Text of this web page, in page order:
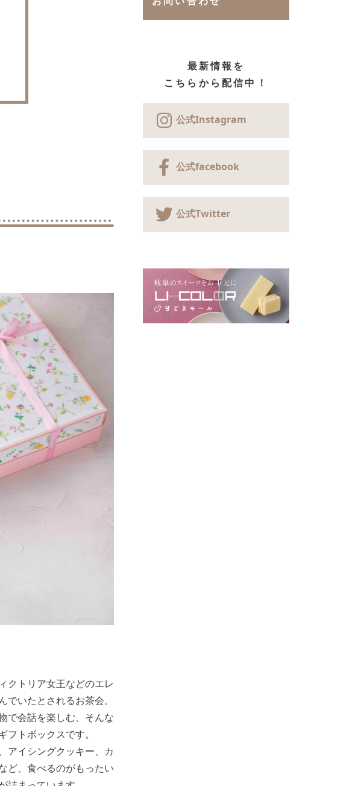
クトリア女王などのエレ
でいたとされるお茶会。
で会話を楽しむ、そんな
トボックスです。
アイシングクッキー、カ
ど、食べるのがもったい
最新情報を
こちらから配信中！
公式Instagram
公式facebook
公式Twitter